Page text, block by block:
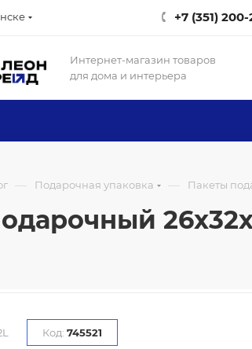
+7 (351) 200-
Интернет-магазин товаров
для дома и интерьера
— Подарочная упаковка — Пакеты
Код: 745521